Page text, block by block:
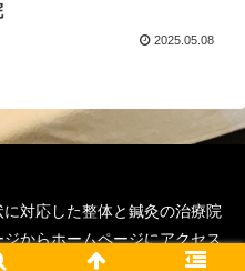
2025.05.08
対応した整体と鍼灸の治療院
からホームページにアクセス
認可能です。